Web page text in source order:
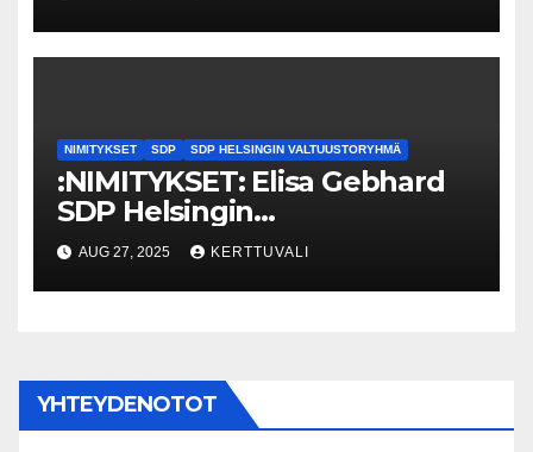
1.10. alkaen Espoolainen Nina
From.
NIMITYKSET SDP SDP HELSINGIN VALTUUSTORYHMÄ
:NIMITYKSET: Elisa Gebhard
SDP Helsingin
valtuustoryhmän
puheenjohtajaksi
AUG 27, 2025 KERTTUVALI
YHTEYDENOTOT